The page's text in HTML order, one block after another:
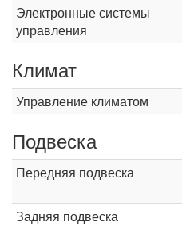
Электронные системы
управления
Климат
Управление климатом
Подвеска
Передняя подвеска
Задняя подвеска